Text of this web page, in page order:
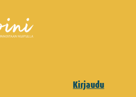
Kirjaudu